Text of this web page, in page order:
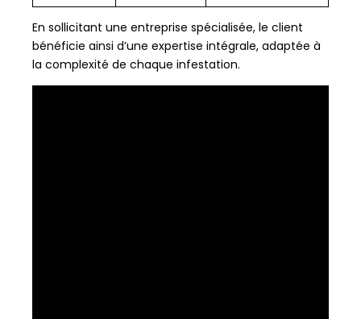
En sollicitant une entreprise spécialisée, le client
bénéficie ainsi d’une expertise intégrale, adaptée à
la complexité de chaque infestation.